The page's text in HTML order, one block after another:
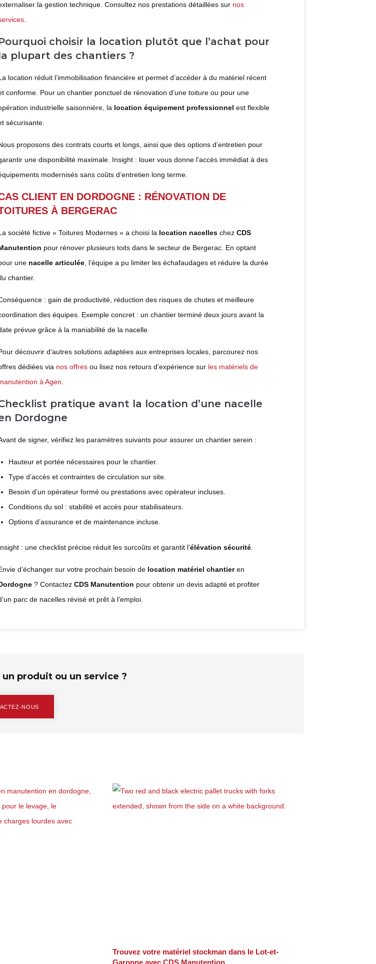
la gestion technique. Consultez nos prestations détaillées sur nos
.
choisir la location plutôt que l’achat pour
plupart des chantiers ?
location réduit l’immobilisation financière et permet d’accéder à du matériel récent
conforme. Pour un chantier ponctuel de rénovation d’une toiture ou pour une
industrielle saisonnière, la location équipement professionnel est flexible
sécurisante.
proposons des contrats courts et longs, ainsi que des options d’entretien pour
une disponibilité maximale. Insight : louer vous donne l’accès immédiat à des
modernisés sans coûts d’entretien long terme.
CLIENT EN DORDOGNE : RÉNOVATION DE
À BERGERAC
société fictive « Toitures Modernes » a choisi la location nacelleschez CDS
pour rénover plusieurs toits dans le secteur de Bergerac. En optant
une nacelle articulée, l’équipe a pu limiter les échafaudages et réduire la durée
chantier.
: gain de productivité, réduction des risques de chutes et meilleure
des équipes. Exemple concret : un chantier terminé deux jours avant la
prévue grâce à la maniabilité de la nacelle.
découvrir d’autres solutions adaptées aux entreprises locales, parcourez nos
dédiées via nos offresou lisez nos retours d’expérience sur les matériels de
à Agen
pratique avant la location d’une nacelle
Dordogne
de signer, vérifiez les paramètres suivants pour assurer un chantier serein :
Hauteur et portée nécessaires pour le chantier.
Type d’accès et contraintes de circulation sur site.
Besoin d’un opérateur formé ou prestations avec opérateur incluses.
Conditions du sol : stabilité et accès pour stabilisateurs.
Options d’assurance et de maintenance incluse.
: une checklist précise réduit les surcoûts et garantit l’élévation sécurité.
d’échanger sur votre prochain besoin de location matériel chantieren
? Contactez CDS Manutention pour obtenir un devis adapté et profiter
parc de nacelles révisé et prêt à l’emploi.
produit ou un service ?
NOUS
Trouvez votre matériel stockman dans le Lot-et-